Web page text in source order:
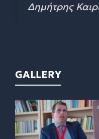
Δημήτρης
GALLERY